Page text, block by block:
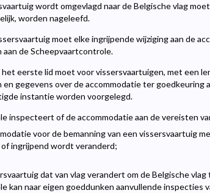
wordt omgevlagd naar de Belgische vlag
worden nageleefd.
moet elke ingrijpende wijziging aan de
de Scheepvaartcontrole.
eerste lid moet voor vissersvaartuigen, met een
gegevens over de accommodatie ter goedkeuring
instantie worden voorgelegd.
inspecteert of de accommodatie aan de vereisten
voor de bemanning van een vissersvaartuig
ingrijpend wordt veranderd;
dat van vlag verandert om de Belgische vlag
kan naar eigen goeddunken aanvullende inspecties